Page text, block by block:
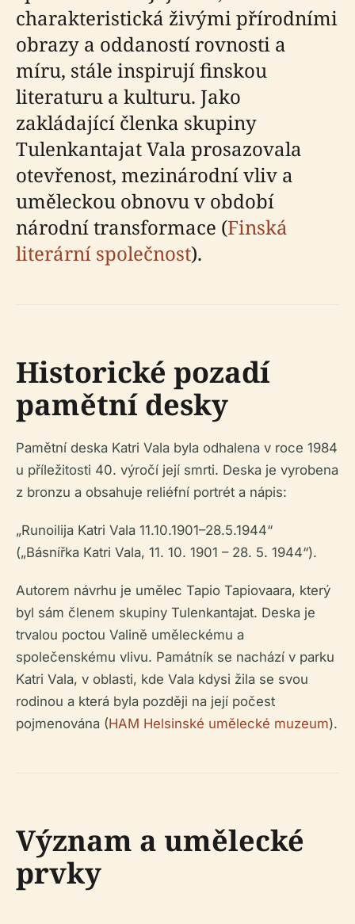
charakteristická živými přírodními
obrazy a oddaností rovnosti a
míru, stále inspirují finskou
literaturu a kulturu. Jako
zakládající členka skupiny
Tulenkantajat Vala prosazovala
otevřenost, mezinárodní vliv a
uměleckou obnovu v období
národní transformace (Finská
literární společnost).
Historické pozadí
pamětní desky
Pamětní deska Katri Vala byla odhalena v roce 1984
u příležitosti 40. výročí její smrti. Deska je vyrobena
z bronzu a obsahuje reliéfní portrét a nápis:
„Runoilija Katri Vala 11.10.1901–28.5.1944“
(„Básnířka Katri Vala, 11. 10. 1901 – 28. 5. 1944“).
Autorem návrhu je umělec Tapio Tapiovaara, který
byl sám členem skupiny Tulenkantajat. Deska je
trvalou poctou Valině uměleckému a
společenskému vlivu. Památník se nachází v parku
Katri Vala, v oblasti, kde Vala kdysi žila se svou
rodinou a která byla později na její počest
pojmenována (HAM Helsinské umělecké muzeum).
Význam a umělecké
prvky